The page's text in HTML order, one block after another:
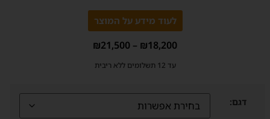
לעוד מידע על המוצר
₪18,200
–
₪21,500
עד 12 תשלומים ללא ריבית
דגם: